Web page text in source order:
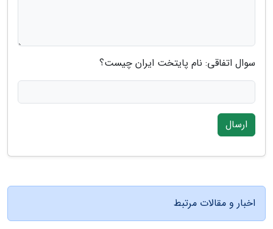
سوال اتفاقی: نام پایتخت ایران چیست؟
ارسال
اخبار و مقالات مرتبط